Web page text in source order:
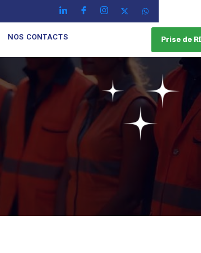
NOS CONTACTS Prise de